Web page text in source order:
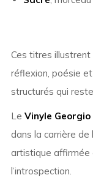
Ces titres
réflexion, poésie
structurés qui
Le Vinyle Georgio
dans la carrière de
artistique affirmée
l’introspection.